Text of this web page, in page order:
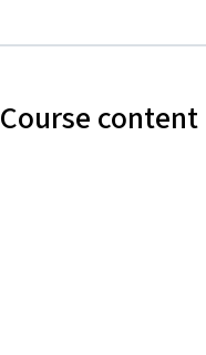
Course content